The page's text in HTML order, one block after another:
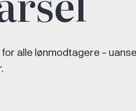
alle lønmodtagere –